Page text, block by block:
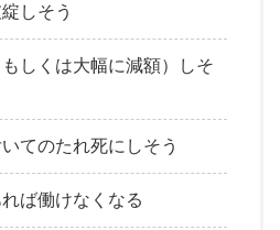
しそう
しくは大幅に減額）しそ
てのたれ死にしそう
ば働けなくなる